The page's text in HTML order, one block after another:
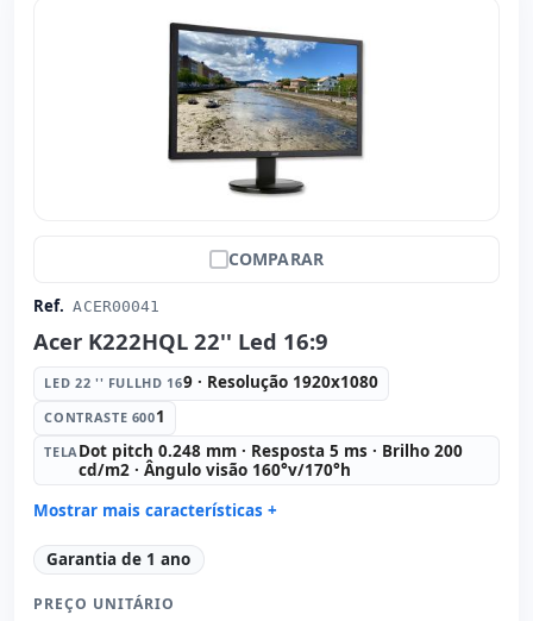
COMPARAR
Ref. ACER00041
Acer K222HQL 22'' Led 16:9
LED 22 '' FULLHD 169 · Resolução 1920x1080
CONTRASTE 6001
TELA Dot pitch 0.248 mm · Resposta 5 ms · Brilho 200
cd/m2 · Ângulo visão 160°v/170°h
Mostrar mais características +
Led 22 '' FullHD 16:
Contraste 600: 1
Tela: Dot pitch 0.248 mm · Resposta 5 ms · Brilho 200
Garantia de 1 ano
PREÇO UNITÁRIO